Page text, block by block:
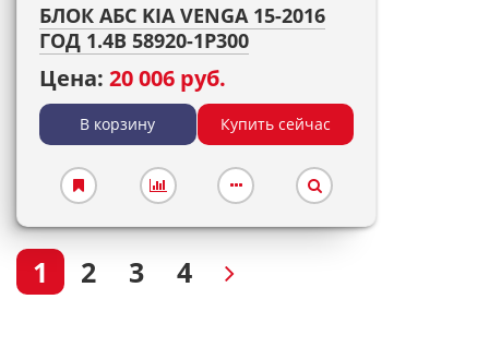
БЛОК АБС KIA VENGA 15-2016
ГОД 1.4B 58920-1P300
Цена: 20 006 руб.
В корзину Купить сейчас
1 2 3 4